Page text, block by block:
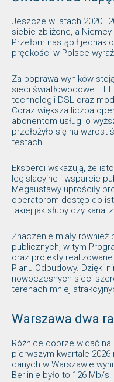
Jeszcze w latach
siebie zbliżone, a
Przełom nastąpił jednak
prędkości w Polsce
Za poprawą wyników
sieci światłowodowe
technologii DSL oraz
Coraz większa liczba
abonentom usługi o
przełożyło się na
testach.
Eksperci wskazują, że
legislacyjne i wsparcie
Megaustawy uprościły
operatorom dostęp do
takiej jak słupy czy
Znaczenie miały
publicznych, w tym
oraz projekty
Planu Odbudowy. Dzięki
nowoczesnych sieci
terenach mniej
Warszawa dwa
Różnice dobrze widać na
pierwszym kwartale
danych w Warszawie
Berlinie było to 126 Mb/s.